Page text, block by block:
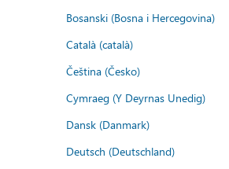
Bosanski (Bosna i Hercegovina)
Català (català)
Čeština (Česko)
Cymraeg (Y Deyrnas Unedig)
Dansk (Danmark)
Deutsch (Deutschland)